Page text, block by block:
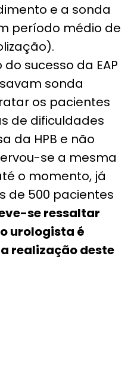
e a sonda
período médio de
sucesso da EAP
sonda
os pacientes
de dificuldades
da HPB e não
se a mesma
o momento, já
de 500 pacientes
se ressaltar
urologista é
realização deste